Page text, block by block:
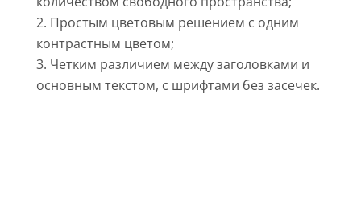
Простым цветовым решением с одним
контрастным цветом;
Четким различием между заголовками и
основным текстом, с шрифтами без засечек.